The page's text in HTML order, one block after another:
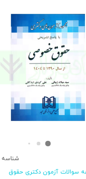
سوالات آزمون دکتری حقوق